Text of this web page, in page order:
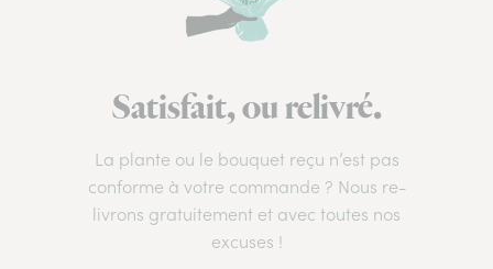
Satisfait, ou relivré.
La plante ou le bouquet reçu n’est pas
conforme à votre commande ? Nous re-
livrons gratuitement et avec toutes nos
excuses !